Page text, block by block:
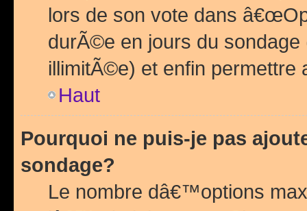
lors de son vote dans
durÃ©e en jours du
illimitÃ©e) et enfin permettre
Haut
Pourquoi ne puis-je pas
sondage?
Le nombre dâ€™options